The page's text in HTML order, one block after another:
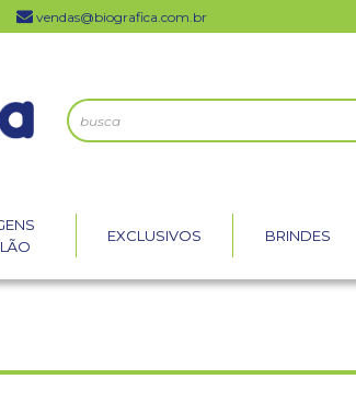
vendas@biografica.com.br
EXCLUSIVOS BRINDES